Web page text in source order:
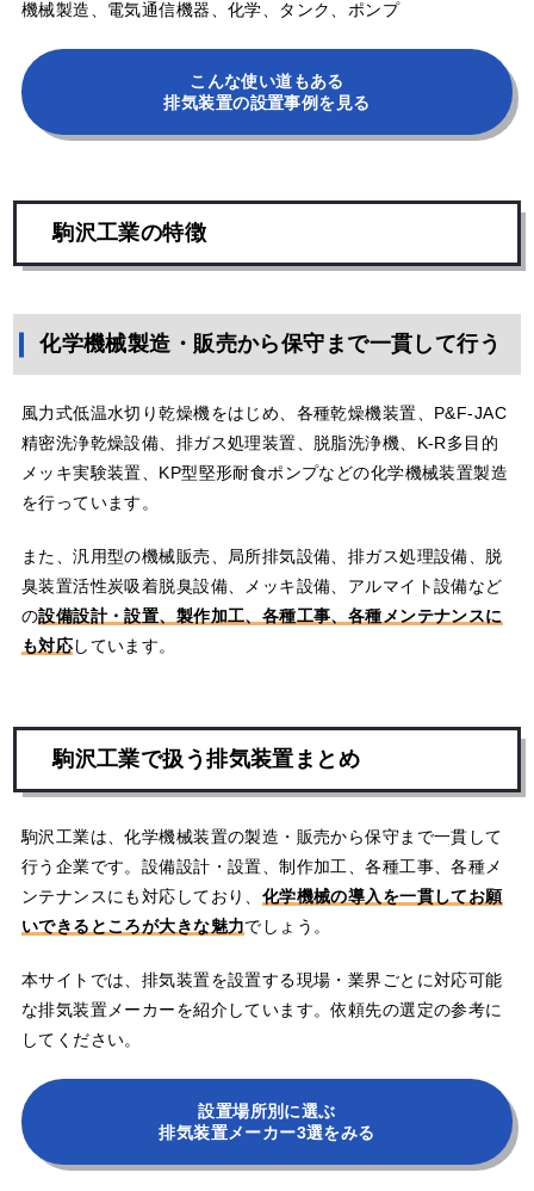
機械製造、電気通信機器、化学、タンク、ポンプ
こんな使い道もある
排気装置の設置事例を見る
駒沢工業の特徴
化学機械製造・販売から保守まで一貫して行う
風力式低温水切り乾燥機をはじめ、各種乾燥機装置、P&F-JAC
精密洗浄乾燥設備、排ガス処理装置、脱脂洗浄機、K-R多目的
メッキ実験装置、KP型堅形耐食ポンプなどの化学機械装置製造
を行っています。
また、汎用型の機械販売、局所排気設備、排ガス処理設備、脱
臭装置活性炭吸着脱臭設備、メッキ設備、アルマイト設備など
の設備設計・設置、製作加工、各種工事、各種メンテナンスに
も対応しています。
駒沢工業で扱う排気装置まとめ
駒沢工業は、化学機械装置の製造・販売から保守まで一貫して
行う企業です。設備設計・設置、制作加工、各種工事、各種メ
ンテナンスにも対応しており、 化学機械の導入を一貫してお願
いできるところが大きな魅力でしょう。
本サイトでは、排気装置を設置する現場・業界ごとに対応可能
な排気装置メーカーを紹介しています。依頼先の選定の参考に
してください。
設置場所別に選ぶ
排気装置メーカー3選をみる